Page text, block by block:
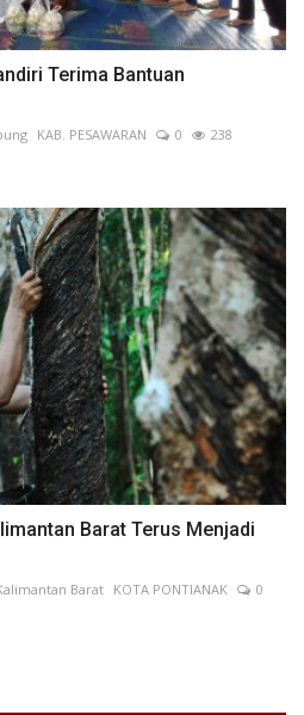
Terima Bantuan
KAB. PESAWARAN 0
238
Barat Terus Menjadi
Barat KOTA PONTIANAK
0